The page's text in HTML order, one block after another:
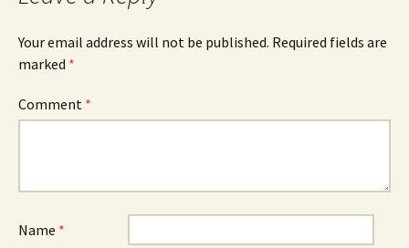
Your email address will not be published. Required fields are
marked *
Comment *
Name *